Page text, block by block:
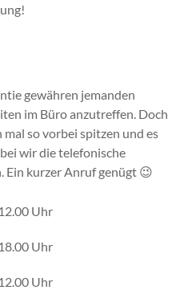
gewähren jemanden
im Büro anzutreffen. Doch
mal so vorbei spitzen und es
wir die telefonische
Ein kurzer Anruf genügt 😉
Uhr
Uhr
Uhr